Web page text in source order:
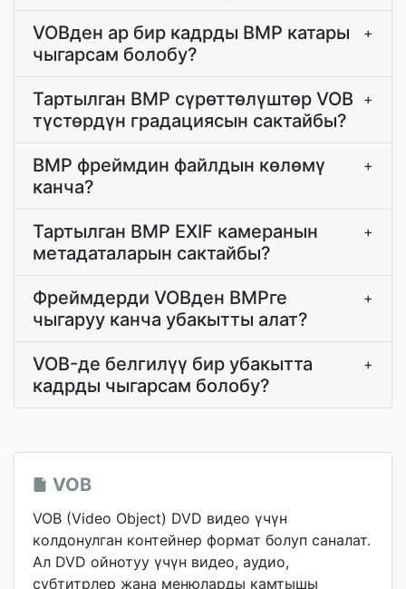
VOBден ар бир кадрды BMP катары
чыгарсам болобу?
+
Тартылган BMP сүрөттөлүштөр VOB
түстөрдүн градациясын сактайбы?
+
BMP фреймдин файлдын көлөмү
канча?
+
Тартылган BMP EXIF камеранын
метадаталарын сактайбы?
+
Фреймдерди VOBден BMPге
чыгаруу канча убакытты алат?
+
VOB-де белгилүү бир убакытта
кадрды чыгарсам болобу?
+
VOB
VOB (Video Object) DVD видео үчүн
колдонулган контейнер формат болуп саналат.
Ал DVD ойнотуу үчүн видео, аудио,
субтитрлер жана менюларды камтышы